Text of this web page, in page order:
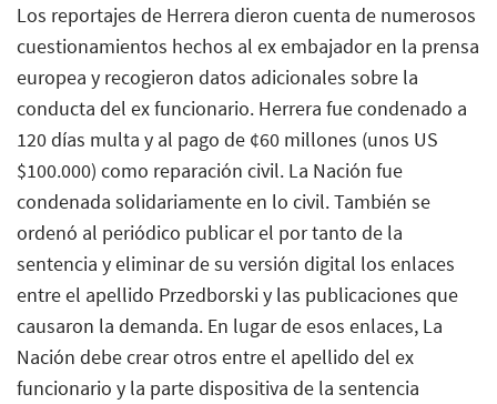
Los reportajes de Herrera dieron cuenta de numerosos
cuestionamientos hechos al ex embajador en la prensa
europea y recogieron datos adicionales sobre la
conducta del ex funcionario. Herrera fue condenado a
120 días multa y al pago de ¢60 millones (unos US
$100.000) como reparación civil. La Nación fue
condenada solidariamente en lo civil. También se
ordenó al periódico publicar el por tanto de la
sentencia y eliminar de su versión digital los enlaces
entre el apellido Przedborski y las publicaciones que
causaron la demanda. En lugar de esos enlaces, La
Nación debe crear otros entre el apellido del ex
funcionario y la parte dispositiva de la sentencia